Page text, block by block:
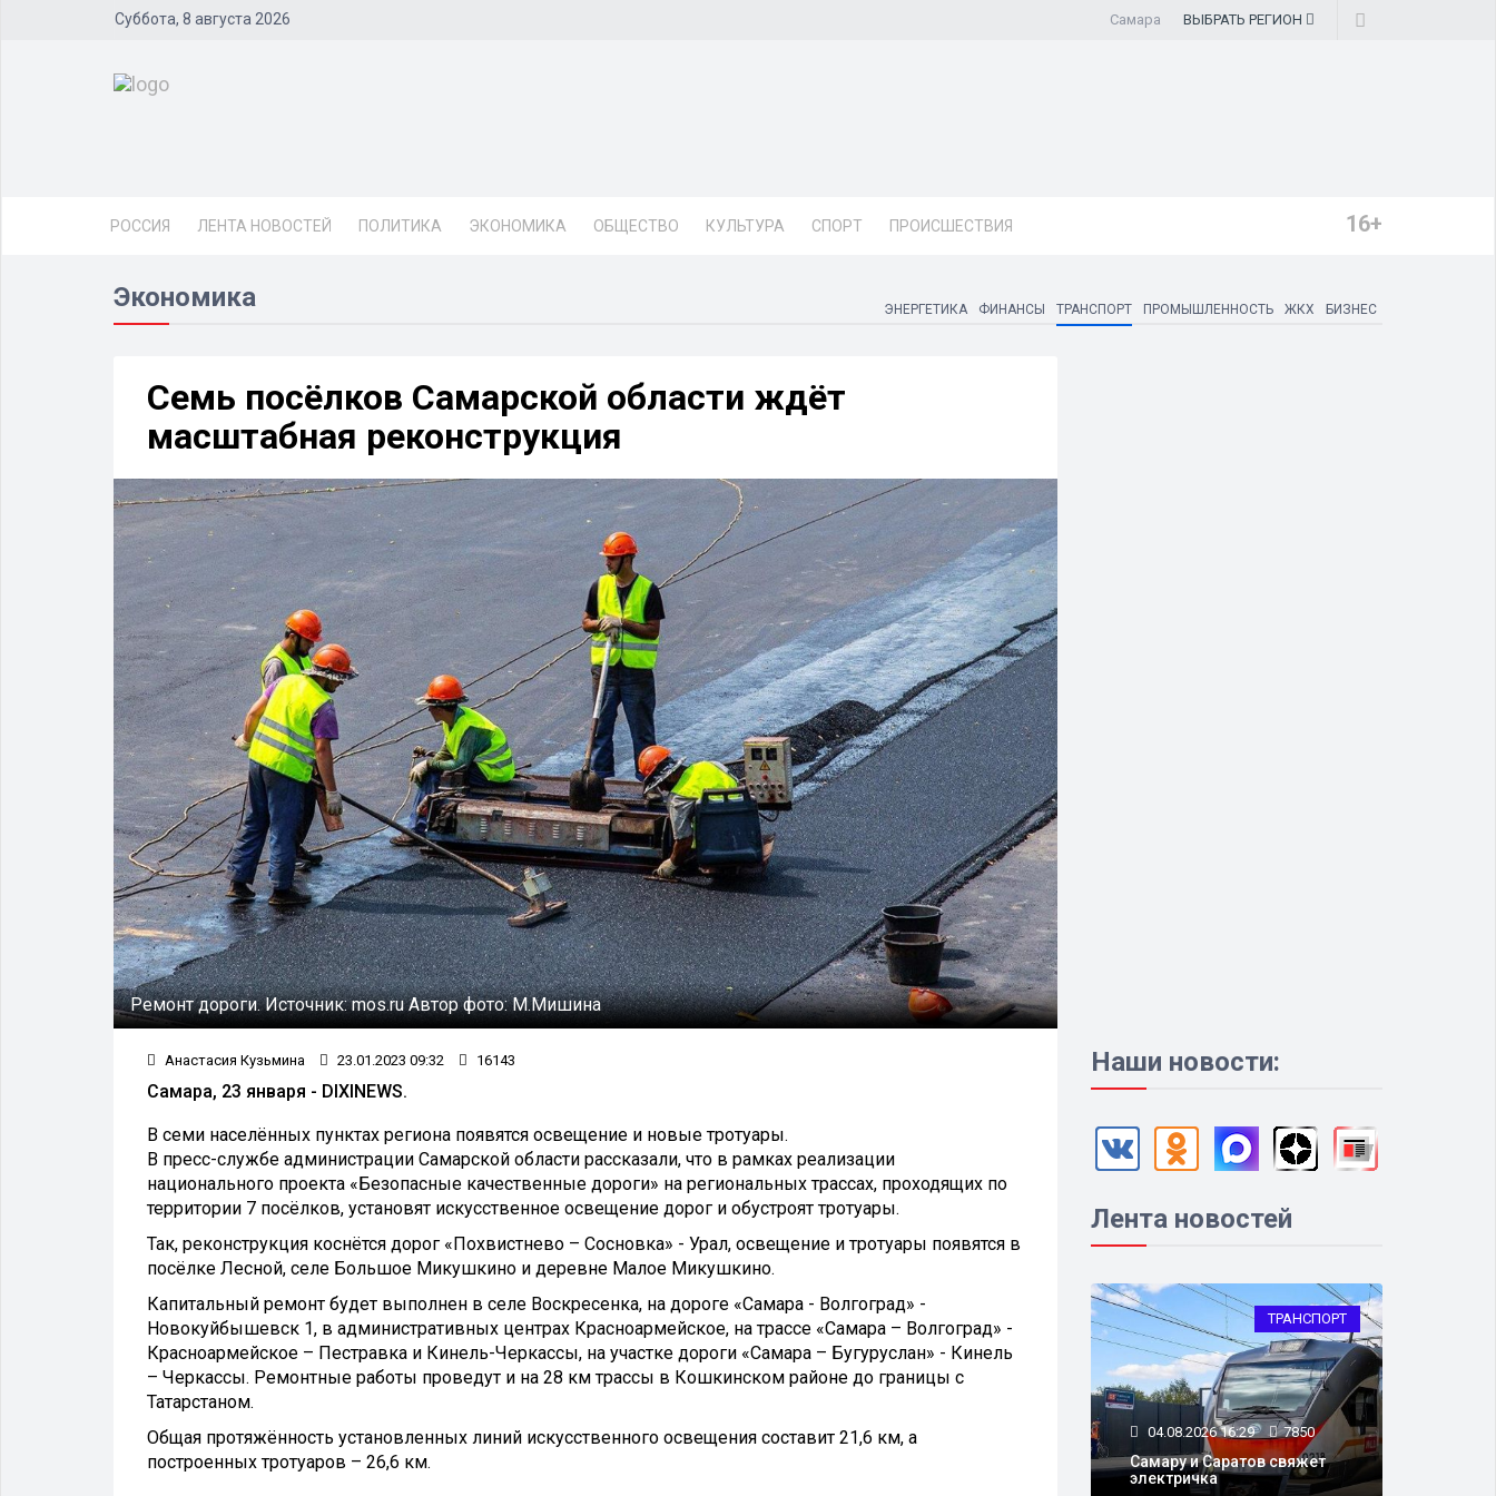
Суббота, 8 августа 2026 Самара ВЫБРАТЬ РЕГИОН
РОССИЯ ЛЕНТА НОВОСТЕЙ ПОЛИТИКА ЭКОНОМИКА ОБЩЕСТВО КУЛЬТУРА СПОРТ ПРОИСШЕСТВИЯ 16+
Экономика ЭНЕРГЕТИКА ФИНАНСЫ ТРАНСПОРТ ПРОМЫШЛЕННОСТЬ ЖКХ БИЗНЕС
Семь посёлков Самарской области ждёт
масштабная реконструкция
Ремонт дороги.Источник:mos.ruАвтор фото:М.Мишина
Анастасия Кузьмина 23.01.2023 09:32 16143
Самара, 23 января - DIXINEWS.
В семи населённых пунктах региона появятся освещение и новые тротуары.
В пресс-службе администрации Самарской области рассказали, что в рамках реализации
национального проекта «Безопасные качественные дороги» на региональных трассах, проходящих по
территории 7 посёлков, установят искусственное освещение дорог и обустроят тротуары.
Так, реконструкция коснётся дорог «Похвистнево – Сосновка» - Урал, освещение и тротуары появятся в
посёлке Лесной, селе Большое Микушкино и деревне Малое Микушкино.
Капитальный ремонт будет выполнен в селе Воскресенка, на дороге «Самара - Волгоград» -
Новокуйбышевск 1, в административных центрах Красноармейское, на трассе «Самара – Волгоград» -
Красноармейское – Пестравка и Кинель-Черкассы, на участке дороги «Самара – Бугуруслан» - Кинель
– Черкассы. Ремонтные работы проведут и на 28 км трассы в Кошкинском районе до границы с
Татарстаном.
Общая протяжённость установленных линий искусственного освещения составит 21,6 км, а
построенных тротуаров – 26,6 км.
Наши новости:
Лента новостей
ТРАНСПОРТ
04.08.2026 16:29 7850
Самару и Саратов свяжет
электричка